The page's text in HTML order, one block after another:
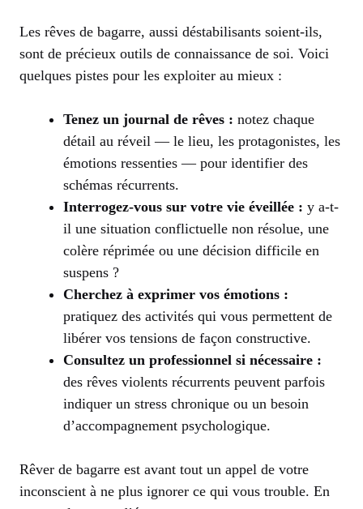
Les rêves de bagarre, aussi déstabilisants soient-ils,
sont de précieux outils de connaissance de soi. Voici
quelques pistes pour les exploiter au mieux :
Tenez un journal de rêves : notez chaque
détail au réveil — le lieu, les protagonistes, les
émotions ressenties — pour identifier des
schémas récurrents.
Interrogez-vous sur votre vie éveillée : y a-t-
il une situation conflictuelle non résolue, une
colère réprimée ou une décision difficile en
suspens ?
Cherchez à exprimer vos émotions :
pratiquez des activités qui vous permettent de
libérer vos tensions de façon constructive.
Consultez un professionnel si nécessaire :
des rêves violents récurrents peuvent parfois
indiquer un stress chronique ou un besoin
d’accompagnement psychologique.
Rêver de bagarre est avant tout un appel de votre
inconscient à ne plus ignorer ce qui vous trouble. En